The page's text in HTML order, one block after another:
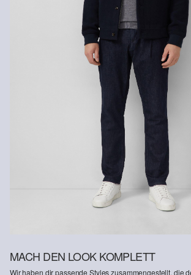
Nicht waschen
Chemische Reinigung mit Schwerbenzin
MACH DEN LOOK KOMPLETT
Wir haben dir passende Styles zusammengestellt, die